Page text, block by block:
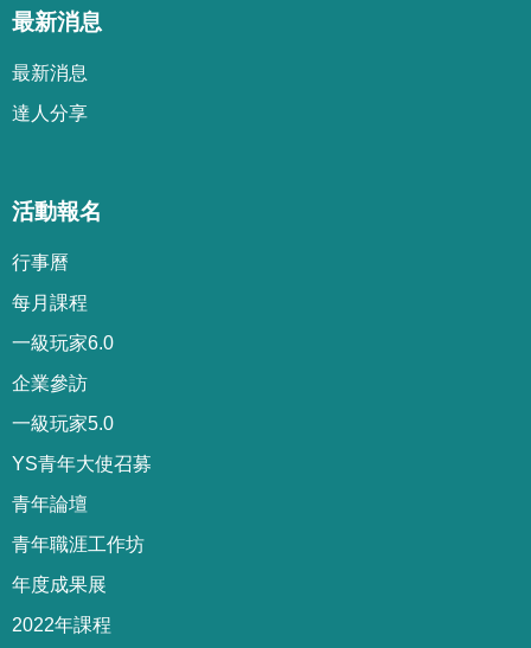
最新消息
最新消息
達人分享
活動報名
行事曆
每月課程
一級玩家6.0
企業參訪
一級玩家5.0
YS青年大使召募
青年論壇
青年職涯工作坊
年度成果展
2022年課程